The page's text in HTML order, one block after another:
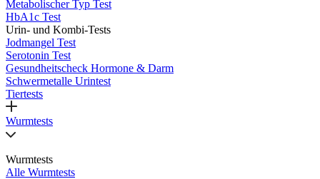
Metabolischer Typ Test
HbA1c Test
Urin- und Kombi-Tests
Jodmangel Test
Serotonin Test
Gesundheitscheck Hormone & Darm
Schwermetalle Urintest
Tiertests
Wurmtests
Wurmtests
Alle Wurmtests